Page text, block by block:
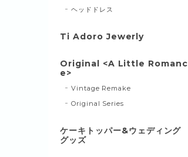
ヘッドドレス
Ti Adoro Jewerly
Original <A Little Romanc
e>
Vintage Remake
Original Series
ケーキトッパー&ウェディング
グッズ